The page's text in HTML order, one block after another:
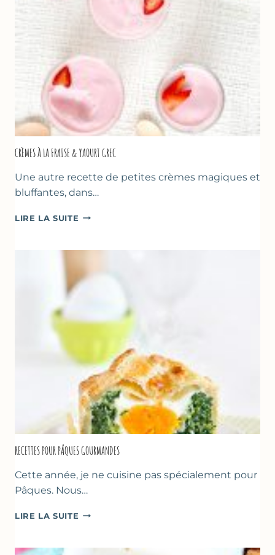
CRÈMES À LA FRAISE & YAOURT GREC
Une autre recette de petites crèmes magiques et
bluffantes, dans…
LIRE LA SUITE CRÈMES
FRAISE
YAOURT
GREC
RECETTES POUR PÂQUES GOURMANDES
Cette année, je ne cuisine pas spécialement pour
Pâques. Nous…
LIRE LA SUITE RECETTES
GOURMANDES